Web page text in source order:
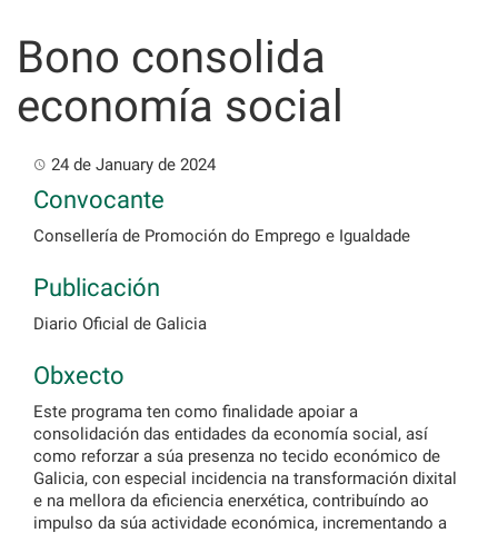
content
Bono consolida
economía social
24 de January de 2024
Convocante
Consellería de Promoción do Emprego e Igualdade
Publicación
Diario Oficial de Galicia
Obxecto
Este programa ten como finalidade apoiar a
consolidación das entidades da economía social, así
como reforzar a súa presenza no tecido económico de
Galicia, con especial incidencia na transformación dixital
e na mellora da eficiencia enerxética, contribuíndo ao
impulso da súa actividade económica, incrementando a